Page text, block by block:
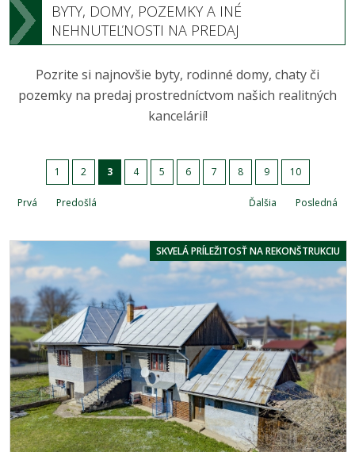
BYTY, DOMY, POZEMKY A INÉ
NEHNUTEĽNOSTI NA PREDAJ
Pozrite si najnovšie byty, rodinné domy, chaty či
pozemky na predaj prostredníctvom našich realitných
kancelárií!
Prvá Predošlá
1 2 3 4 5 6 7 8 9 10
Ďalšia Posledná
SKVELÁ PRÍLEŽITOSŤ NA REKONŠTRUKCIU